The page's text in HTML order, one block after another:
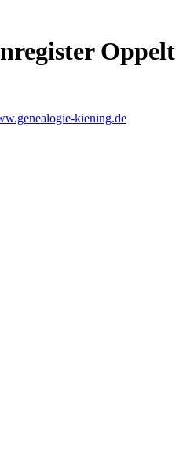
Oppelt
kiening.de